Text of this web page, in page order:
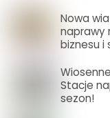
Nowa
naprawy
biznesu i
Stacje
sezon!